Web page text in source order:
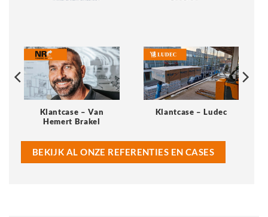
Klantcase – Van
Hemert Brakel
Klantcase – Ludec
BEKIJK AL ONZE REFERENTIES EN CASES